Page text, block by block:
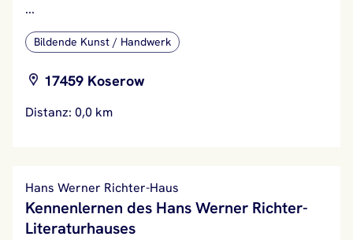
...
Bildende Kunst / Handwerk
17459 Koserow
Distanz: 0,0 km
Hans Werner Richter-Haus
Kennenlernen des Hans Werner Richter-
Literaturhauses